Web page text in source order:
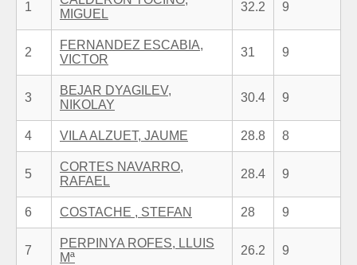
1
MIGUEL
32.2 9
2
FERNANDEZ ESCABIA,
VICTOR
31 9
3
BEJAR DYAGILEV,
NIKOLAY
30.4 9
4 VILA ALZUET, JAUME 28.8 8
5
CORTES NAVARRO,
RAFAEL
28.4 9
6 COSTACHE , STEFAN 28 9
7
PERPINYA ROFES, LLUIS
Mª
26.2 9